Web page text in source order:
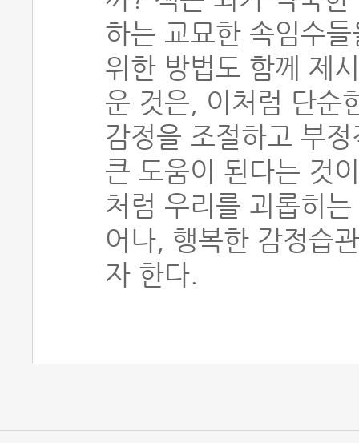
하는 교묘한 속임수
위한 방법도 함께 제
운 것은, 이처럼 단순
감정을 조절하고 부
큰 도움이 된다는 것
처럼 우리를 괴롭히
어나, 행복한 감정습
자 한다.